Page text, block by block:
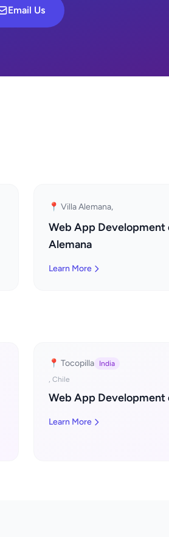
Email Us
📍 Villa Alemana,
Web App Development
Alemana
Learn More
📍 Tocopilla
India
, Chile
Web App Development
Learn More